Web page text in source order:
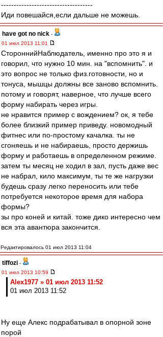
------------------------------------
Иди повешайся,если дальше не можешь.
have got no nick -
01 июл 2013 11:01
СтороннийНаблюдатель, именно про это я и
говорил, что нужно 10 мин. на "вспомнить". и
это вопрос не только физ.готовности, но и
тонуса, мышцы должны все заново вспомнить.
потому и говорят, наверное, что лучше всего
форму набирать через игры.
не нравится пример с вождением? ок, я тебе
более близкий пример приведу. новомодный
фитнес или по-простому качалка. ты не
сгоняешь и не набираешь, просто держишь
форму и работаешь в определенном режиме.
затем ты месяц не ходил в зал, пусть даже вес
не набрал, кило максимум, ты те же нагрузки
будешь сразу легко переносить или тебе
потребуется некоторое время для набора
формы?
зы про коней и китай. тоже дико интересно чем
вся эта авантюра закончится.
Редактировалось 01 июл 2013 11:04
tiffozi -
01 июл 2013 10:59
Alex1977 » 01 июл 2013 11:52
01 июл 2013 11:52
Ну еще Алекс подрабатывал в опорной зоне
порой